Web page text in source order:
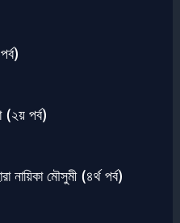
(২য় পর্ব)
নায়িকা মৌসুমী (৪র্থ পর্ব)